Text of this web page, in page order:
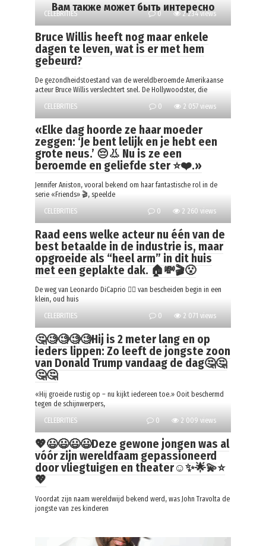
Вам также может быть интересно
CELEBRITIES 0 2 234 views
Bruce Willis heeft nog maar enkele
dagen te leven, wat is er met hem
gebeurd?
De gezondheidstoestand van de wereldberoemde Amerikaanse
acteur Bruce Willis verslechtert snel. De Hollywoodster, die
CELEBRITIES
0 2 057 views
«Elke dag hoorde ze haar moeder
zeggen: ‘Je bent lelijk en je hebt een
grote neus.’ 😔👃 Nu is ze een
beroemde en geliefde ster ⭐❤️.»
Jennifer Aniston, vooral bekend om haar fantastische rol in de
serie «Friends» 🎬, speelde
CELEBRITIES
0 2 260 views
Raad eens welke acteur nu één van de
best betaalde in de industrie is, maar
opgroeide als “heel arm” in dit huis
met een geplakte dak. 🏠💸🎬😮
De weg van Leonardo DiCaprio 🚶‍♂️ van bescheiden begin in een
klein, oud huis
CELEBRITIES
0 2 071 views
🤔🧐🧐🧐🧐Hij is 2 meter lang en op
ieders lippen: Zo leeft de jongste zoon
van Donald Trump vandaag de dag🤔🤔
🤔🤔
«Hij groeide rustig op – nu kijkt iedereen toe.» Ooit beschermd
tegen de schijnwerpers,
CELEBRITIES
0 2 009 views
💖😃😃😃😃Deze gewone jongen was al
vóór zijn wereldfaam gepassioneerd
door vliegtuigen en theater☺️✨🌟💫⭐
💖
Voordat zijn naam wereldwijd bekend werd, was John Travolta de
jongste van zes kinderen